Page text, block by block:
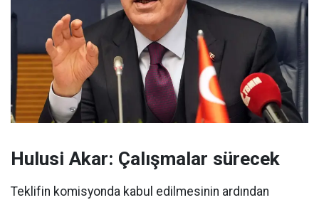
Hulusi Akar: Çalışmalar sürecek
Teklifin komisyonda kabul edilmesinin ardından